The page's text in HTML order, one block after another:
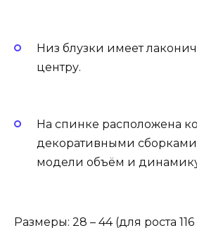
Низ блузки имеет
центру.
На спинке расположена
декоративными
модели объём и
Размеры: 28 – 44 (для роста 116